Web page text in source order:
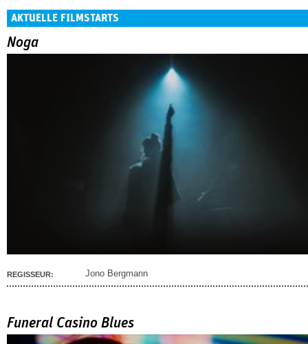
AKTUELLE FILMSTARTS
Noga
REGISSEUR: Jono Bergmann
Funeral Casino Blues